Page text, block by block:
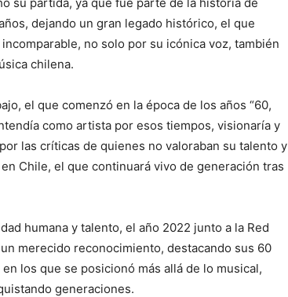
dejando un gran legado histórico, el que
no solo por su icónica voz, también
chilena.
el que comenzó en la época de los años “60,
como artista por esos tiempos, visionaría y
las críticas de quienes no valoraban su talento y
Chile, el que continuará vivo de generación tras
humana y talento, el año 2022 junto a la Red
merecido reconocimiento, destacando sus 60
los que se posicionó más allá de lo musical,
generaciones.